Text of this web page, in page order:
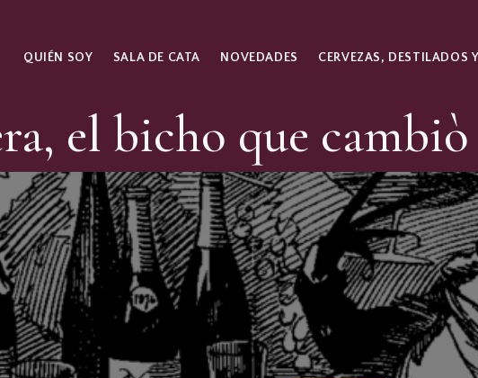
QUIÉN SOY SALA DE CATA NOVEDADES CERVEZAS, DESTILADOS
el bicho que